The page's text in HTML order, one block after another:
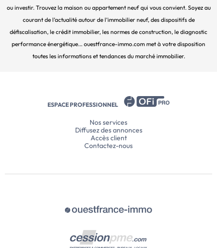
ou investir. Trouvez la maison ou appartement neuf qui vous convient. Soyez au
courant de l’actualité autour de l’immobilier neuf, des dispositifs de
défiscalisation, le crédit immobilier, les normes de construction, le diagnostic
performance énergétique... ouestfrance-immo.com met à votre disposition
toutes les informations et tendances du marché immobilier.
ESPACE PROFESSIONNEL
Nos services
Diffusez des annonces
Accès client
Contactez-nous